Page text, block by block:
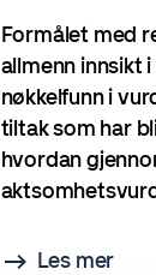
Formålet med
allmenn innsikt
nøkkelfunn i
tiltak som har
hvordan
Les mer